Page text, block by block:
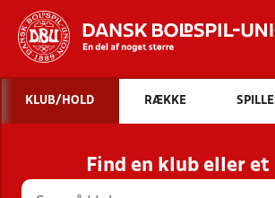
Hvad
INDHOLD
STILLINGER, RESULTATER,
HOLD
KLUB/HOLD RÆKKE
Find en klub eller et